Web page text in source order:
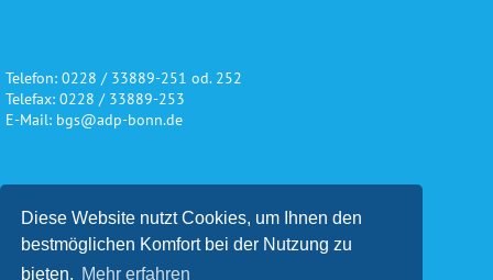
Diese Website nutzt Cookies, um Ihnen den
bestmöglichen Komfort bei der Nutzung zu
bieten. Mehr erfahren
Telefon: 0228 / 33889-251 od. 252
Telefax: 0228 / 33889-253
E-Mail: bgs@adp-bonn.de
Wir danken für die freundliche
Unterstützung und Förderung